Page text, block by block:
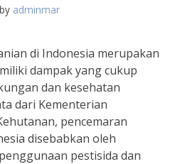
by adminmar
di Indonesia merupakan
dampak yang cukup
dan kesehatan
dari Kementerian
pencemaran
disebabkan oleh
pestisida dan